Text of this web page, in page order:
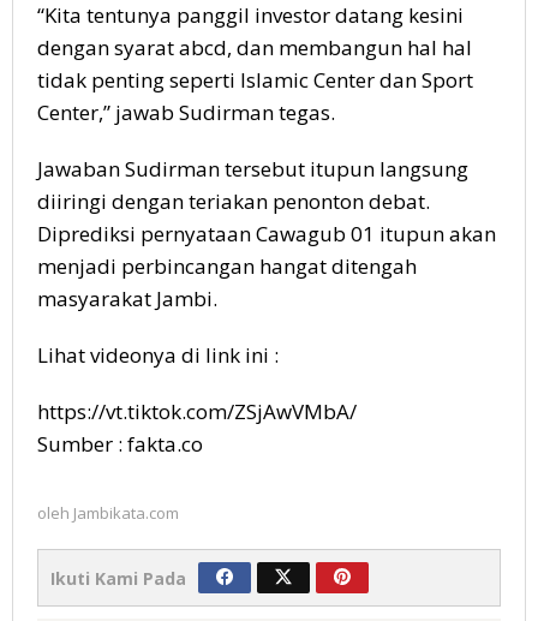
“Kita tentunya panggil investor datang kesini
dengan syarat abcd, dan membangun hal hal
tidak penting seperti Islamic Center dan Sport
Center,” jawab Sudirman tegas.
Jawaban Sudirman tersebut itupun langsung
diiringi dengan teriakan penonton debat.
Diprediksi pernyataan Cawagub 01 itupun akan
menjadi perbincangan hangat ditengah
masyarakat Jambi.
Lihat videonya di link ini :
https://vt.tiktok.com/ZSjAwVMbA/
Sumber : fakta.co
oleh Jambikata.com
Ikuti Kami Pada